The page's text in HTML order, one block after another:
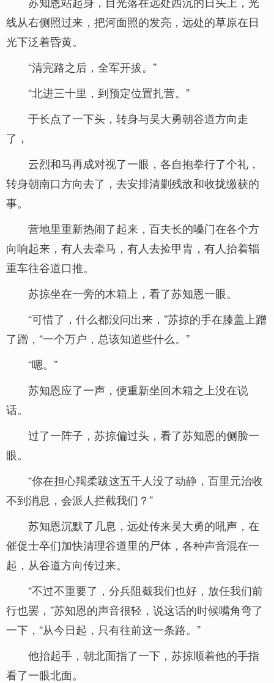
线从右侧照过来，把河面照的发亮，远处的草原在日
光下泛着昏黄。
“清完路之后，全军开拔。”
“北进三十里，到预定位置扎营。”
于长点了一下头，转身与吴大勇朝谷道方向走
了，
云烈和马再成对视了一眼，各自抱拳行了个礼，
转身朝南口方向去了，去安排清剿残敌和收拢缴获的
事。
营地里重新热闹了起来，百夫长的嗓门在各个方
向响起来，有人去牵马，有人去捡甲胄，有人抬着辎
重车往谷道口推。
苏掠坐在一旁的木箱上，看了苏知恩一眼。
“可惜了，什么都没问出来，”苏掠的手在膝盖上蹭
了蹭，“一个万户，总该知道些什么。”
“嗯。”
苏知恩应了一声，便重新坐回木箱之上没在说
话。
过了一阵子，苏掠偏过头，看了苏知恩的侧脸一
眼。
“你在担心羯柔跋这五千人没了动静，百里元治收
不到消息，会派人拦截我们？”
苏知恩沉默了几息，远处传来吴大勇的吼声，在
催促士卒们加快清理谷道里的尸体，各种声音混在一
起，从谷道方向传过来。
“不过不重要了，分兵阻截我们也好，放任我们前
行也罢，”苏知恩的声音很轻，说这话的时候嘴角弯了
一下，“从今日起，只有往前这一条路。”
他抬起手，朝北面指了一下，苏掠顺着他的手指
看了一眼北面。